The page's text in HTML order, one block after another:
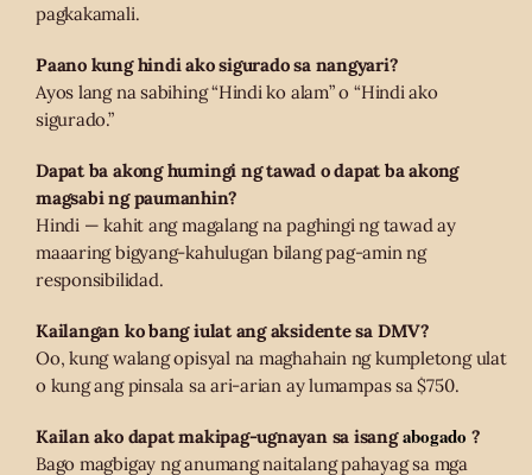
pagkakamali.
Paano kung hindi ako sigurado sa nangyari?
Ayos lang na sabihing “Hindi ko alam” o “Hindi ako
sigurado.”
Dapat ba akong humingi ng tawad o dapat ba akong
magsabi ng paumanhin?
Hindi — kahit ang magalang na paghingi ng tawad ay
maaaring bigyang-kahulugan bilang pag-amin ng
responsibilidad.
Kailangan ko bang iulat ang aksidente sa DMV?
Oo, kung walang opisyal na maghahain ng kumpletong ulat
o kung ang pinsala sa ari-arian ay lumampas sa $750.
Kailan ako dapat makipag-ugnayan sa isangabogado ?
Bago magbigay ng anumang naitalang pahayag sa mga